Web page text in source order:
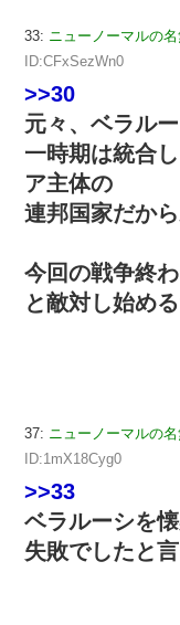
33: ニューノーマルの
ID:CFxSezWn0
>>30
元々、ベラル
一時期は統合
ア主体の
連邦国家だか
今回の戦争終
と敵対し始め
37: ニューノーマルの
ID:1mX18Cyg0
>>33
ベラルーシを
失敗でしたと